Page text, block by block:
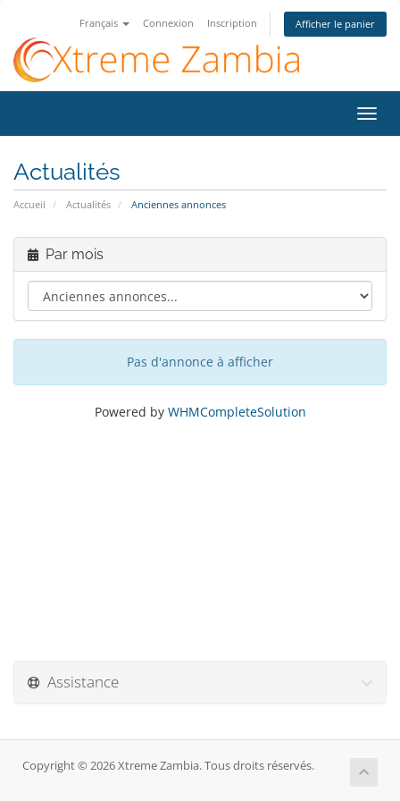
Français Connexion Inscription Afficher le panier
la
Actualités
Accueil Actualités Anciennes annonces
Par mois
Pas d'annonce à afficher
Powered by WHMCompleteSolution
Assistance
Copyright © 2026 Xtreme Zambia. Tous droits réservés.